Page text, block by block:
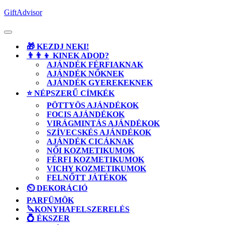
Skip
content
GiftAdvisor
Open
🎁 KEZDJ NEKI!
👨‍👨‍👦 KINEK ADOD?
AJÁNDÉK FÉRFIAKNAK
AJÁNDÉK NŐKNEK
AJÁNDÉK GYEREKEKNEK
⭐ NÉPSZERŰ CÍMKÉK
PÖTTYÖS AJÁNDÉKOK
FOCIS AJÁNDÉKOK
VIRÁGMINTÁS AJÁNDÉKOK
SZÍVECSKÉS AJÁNDÉKOK
AJÁNDÉK CICÁKNAK
NŐI KOZMETIKUMOK
FÉRFI KOZMETIKUMOK
VICHY KOZMETIKUMOK
FELNŐTT JÁTÉKOK
⏲️ DEKORÁCIÓ
PARFÜMÖK
🔪KONYHAFELSZERELÉS
💍 ÉKSZER